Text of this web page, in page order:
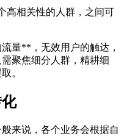
高相关性的人群，之间可
量**，无效用户的触达，
聚焦细分人群，精耕细
。
来说，各个业务会根据自